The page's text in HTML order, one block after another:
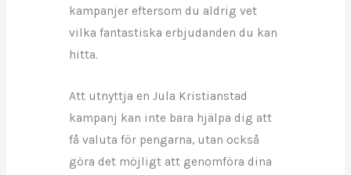
kampanjer eftersom du aldrig vet
vilka fantastiska erbjudanden du kan
hitta.
Att utnyttja en Jula Kristianstad
kampanj kan inte bara hjälpa dig att
få valuta för pengarna, utan också
göra det möjligt att genomföra dina